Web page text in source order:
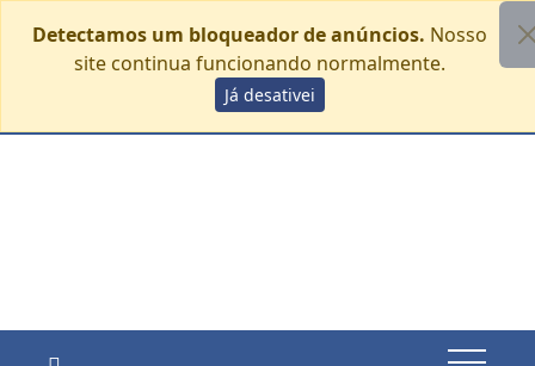
Detectamos um bloqueador de anúncios. Nosso
site continua funcionando normalmente.
Já desativei
to
sábado, agosto 8